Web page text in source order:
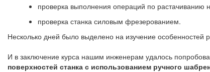
проверка выполнения операций по растачиванию
проверка станка силовым фрезерованием.
Несколько дней было выделено на изучение особенностей
И в заключение курса нашим инженерам удалось
поверхностей станка с использованием ручного